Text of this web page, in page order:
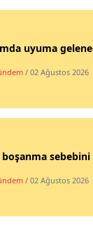
uyuma
/ 02 Ağustos 2026
boşanma
/ 02 Ağustos 2026